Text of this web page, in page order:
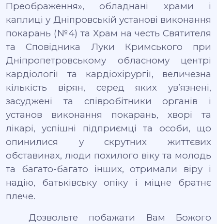
Преображення», обладнані храми і
каплиці у Дніпровській установі виконання
покарань (№4) та Храм на честь Святителя
та Сповідника Луки Кримського при
Дніпропетровському обласному центрі
кардіології та кардіохірургії, величезна
кількість вірян, серед яких ув’язнені,
засуджені та співробітники органів і
установ виконання покарань, хворі та
лікарі, успішні підприємці та особи, що
опинилися у скрутних життєвих
обставинах, люди похилого віку та молодь
та багато-багато інших, отримали віру і
надію, батьківську опіку і міцне братнє
плече.
Дозвольте побажати Вам Божого